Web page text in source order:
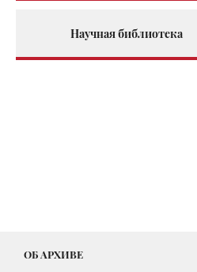
Научная библиотека
ОБ АРХИВЕ